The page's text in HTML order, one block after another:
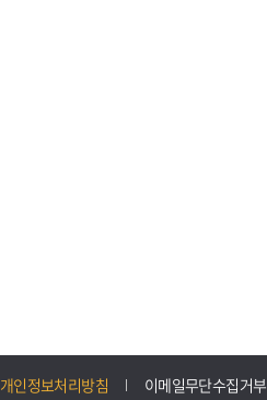
개인정보처리방침 이메일무단수집거부